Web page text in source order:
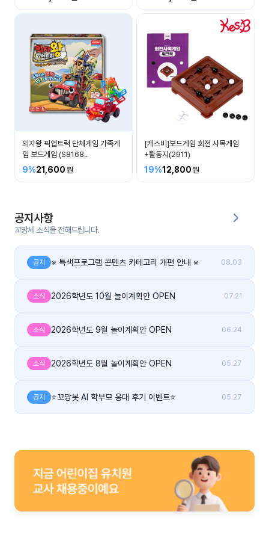
공지
사항
이벤
트
들의
이야
후기
게시
판
그
의자왕 픽업트럭 단체게임 가족게
임 보드게임 (S8168..
9%21,600
[캐스비]보드게임 회전 사목게임
+활동지(2911)
19%12,800
공지사항
꼬망세 소식을 전해드립니다.
공지 ※ 특색프로그램 콘텐츠 카테고리 개편 안내 ※ 08.03
소식 2026학년도 10월 놀이계획안 OPEN 07.21
소식 2026학년도 9월 놀이계획안 OPEN 06.24
소식 2026학년도 8월 놀이계획안 OPEN 05.27
공지 ⭐꼬망봇 AI 학부모 응대 후기 이벤트⭐ 05.27